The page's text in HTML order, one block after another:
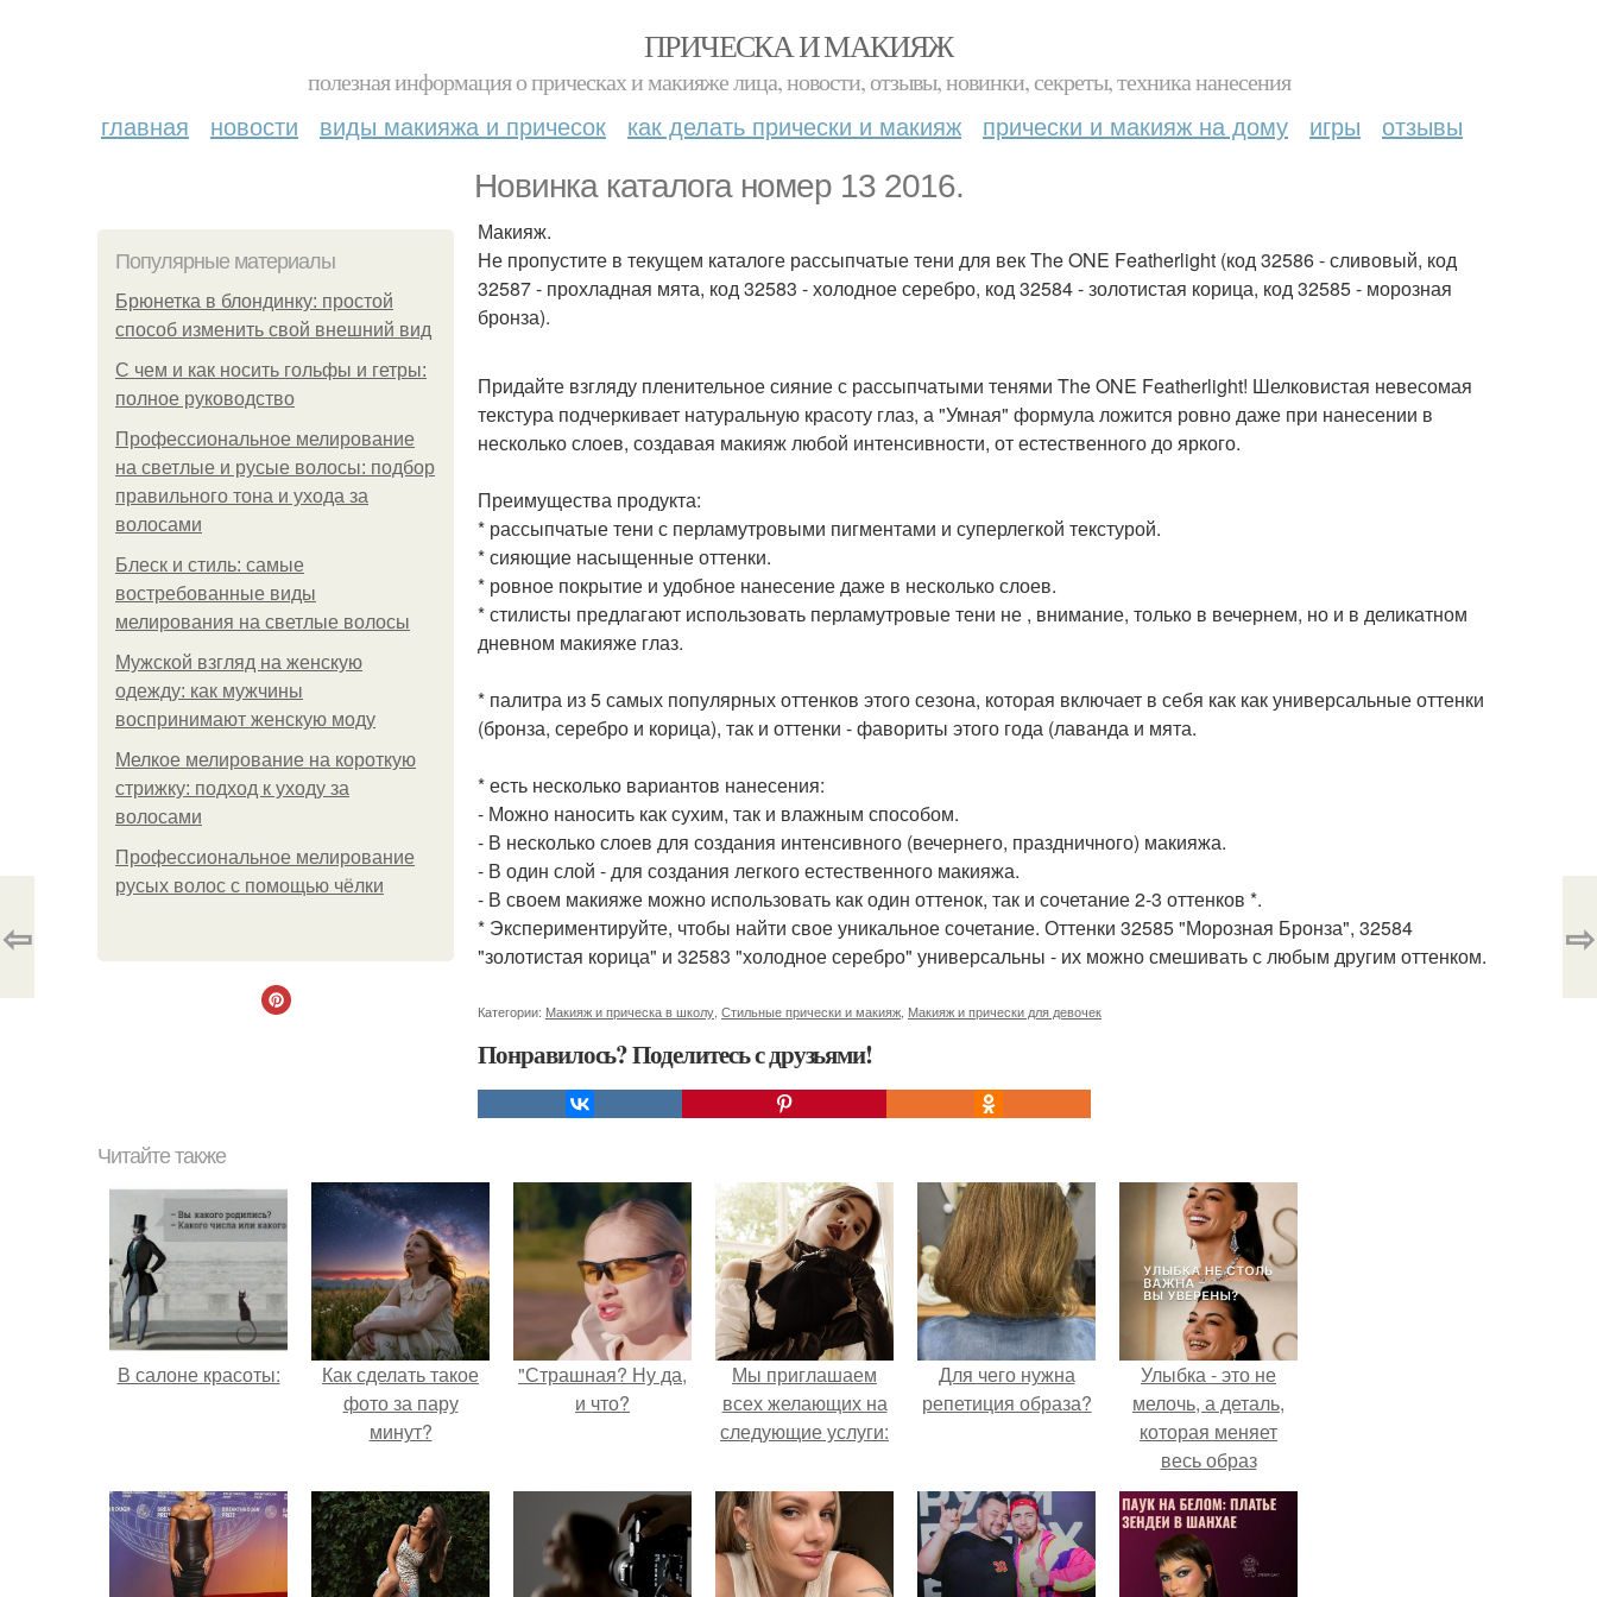
ПРИЧЕСКА И МАКИЯЖ
полезная информация о прическах и макияже лица, новости, отзывы, новинки, секреты, техника нанесения
главная новости виды макияжа и причесок как делать прически и макияж прически и макияж на дому игры отзывы
Новинка каталога номер 13 2016.
Популярные материалы
Брюнетка в блондинку: простой
способ изменить свой внешний вид
С чем и как носить гольфы и гетры:
полное руководство
Профессиональное мелирование
на светлые и русые волосы: подбор
правильного тона и ухода за
волосами
Блеск и стиль: самые
востребованные виды
мелирования на светлые волосы
Мужской взгляд на женскую
одежду: как мужчины
воспринимают женскую моду
Мелкое мелирование на короткую
стрижку: подход к уходу за
волосами
Профессиональное мелирование
русых волос с помощью чёлки
Макияж.
Не пропустите в текущем каталоге рассыпчатые тени для век The ONE Featherlight (код 32586 - сливовый, код
32587 - прохладная мята, код 32583 - холодное серебро, код 32584 - золотистая корица, код 32585 - морозная
бронза).
Придайте взгляду пленительное сияние с рассыпчатыми тенями The ONE Featherlight! Шелковистая невесомая
текстура подчеркивает натуральную красоту глаз, а "Умная" формула ложится ровно даже при нанесении в
несколько слоев, создавая макияж любой интенсивности, от естественного до яркого.
Преимущества продукта:
* рассыпчатые тени с перламутровыми пигментами и суперлегкой текстурой.
* сияющие насыщенные оттенки.
* ровное покрытие и удобное нанесение даже в несколько слоев.
* стилисты предлагают использовать перламутровые тени не , внимание, только в вечернем, но и в деликатном
дневном макияже глаз.
* палитра из 5 самых популярных оттенков этого сезона, которая включает в себя как как универсальные оттенки
(бронза, серебро и корица), так и оттенки - фавориты этого года (лаванда и мята.
* есть несколько вариантов нанесения:
- Можно наносить как сухим, так и влажным способом.
- В несколько слоев для создания интенсивного (вечернего, праздничного) макияжа.
- В один слой - для создания легкого естественного макияжа.
- В своем макияже можно использовать как один оттенок, так и сочетание 2-3 оттенков *.
* Экспериментируйте, чтобы найти свое уникальное сочетание. Оттенки 32585 "Морозная Бронза", 32584
"золотистая корица" и 32583 "холодное серебро" универсальны - их можно смешивать с любым другим оттенком.
Категории: Макияж и прическа в школу Стильные прически и макияж Макияж и прически для девочек
Понравилось? Поделитесь с друзьями!
⇦ ⇨
Читайте также
В салоне красоты:
Как сделать такое
фото за пару
минут?
"Страшная? Ну да,
и что?
Мы приглашаем
всех желающих на
следующие услуги:
Для чего нужна
репетиция образа?
Улыбка - это не
мелочь, а деталь,
которая меняет
весь образ
человека.